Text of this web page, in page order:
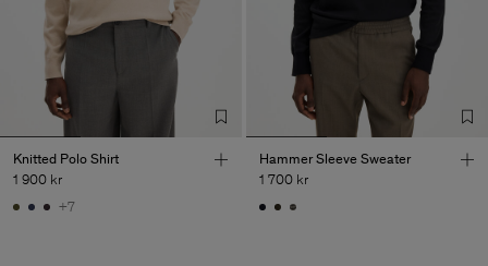
Knitted Polo Shirt
1 900 kr
+7
Hammer Sleeve Sweater
1 700 kr